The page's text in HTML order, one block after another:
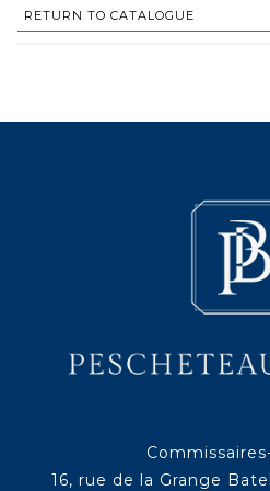
RETURN TO CATALOGUE
16, rue de la Grange